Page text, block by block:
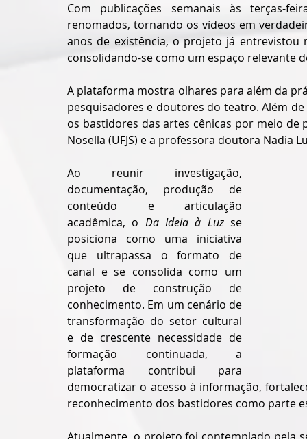
Com publicações semanais às terças-
renomados, tornando os vídeos em
anos de existência, o projeto já entrevistou
consolidando-se como um espaço relevante
A plataforma mostra olhares para além da
pesquisadores e doutores do teatro. Além
os bastidores das artes cênicas por meio
Nosella (UFJS) e a professora doutora Nadia
Ao reunir investigação,
documentação, produção de
conteúdo e articulação
acadêmica, o Da Ideia à Luz se
posiciona como uma iniciativa
que ultrapassa o formato de
canal e se consolida como um
projeto de construção de
conhecimento. Em um cenário de
transformação do setor cultural
e de crescente necessidade de
formação continuada, a
plataforma contribui para
democratizar o acesso à informação,
reconhecimento dos bastidores como parte